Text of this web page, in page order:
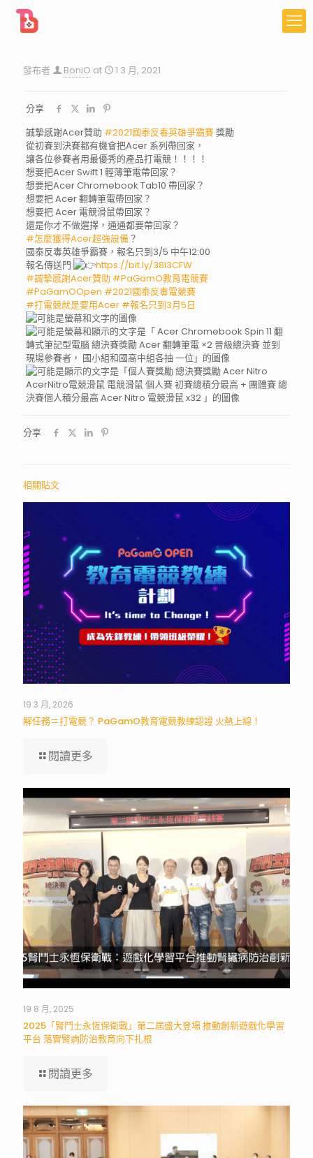
發布者 BoniO at 1 3 月, 2021
分享
誠摯感謝Acer贊助 #2021國泰反毒英雄爭霸賽獎勵
從初賽到決賽都有機會把Acer 系列帶回家，
讓各位參賽者用最優秀的產品打電競！！！！
想要把Acer Swift 1 輕薄筆電帶回家？
想要把Acer Chromebook Tab10 帶回家？
想要把 Acer 翻轉筆電帶回家？
想要把 Acer 電競滑鼠帶回家？
還是你才不做選擇，通通都要帶回家？
#怎麼獲得Acer超強設備？
國泰反毒英雄爭霸賽，報名只到3/5 中午12:00
報名傳送門
https://bit.ly/38l3CFW
#誠摯感謝Acer贊助 #PaGamO教育電競賽
#PaGamOOpen #2021國泰反毒電競賽
#打電競就是要用Acer #報名只到3月5日
分享
相關貼文
19 3 月, 2026
解任務＝打電競？ PaGamO教育電競教練認證 火熱上線！
閱讀更多
19 8 月, 2025
2025「腎鬥士永恆保衛戰」第二屆盛大登場 推動創新遊戲化學習
平台 落實腎病防治教育向下扎根
閱讀更多